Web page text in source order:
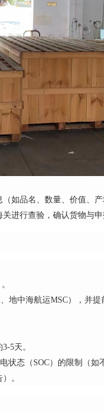
如品名、数量、价值、产
进行查验，确认货物与申
地中海航运MSC），并提
5天。
态（SOC）的限制（如
。